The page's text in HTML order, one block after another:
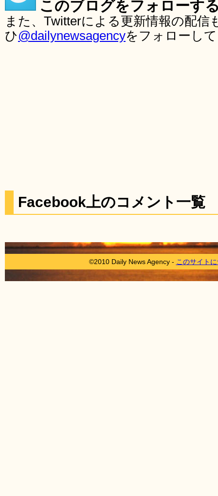
このブログをフォローす
また、Twitterによる更新情報の配
ひ@dailynewsagencyをフォローし
Facebook上のコメント一覧
©2010 Daily News Agency - このサイト